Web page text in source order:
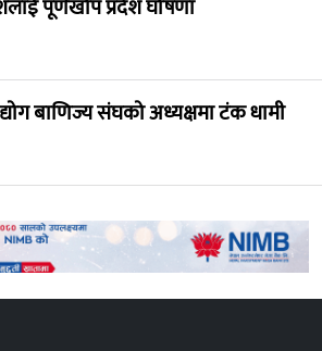
पूर्णखोप प्रदेश घोषणा
बाणिज्य संघको अध्यक्षमा टंक धामी